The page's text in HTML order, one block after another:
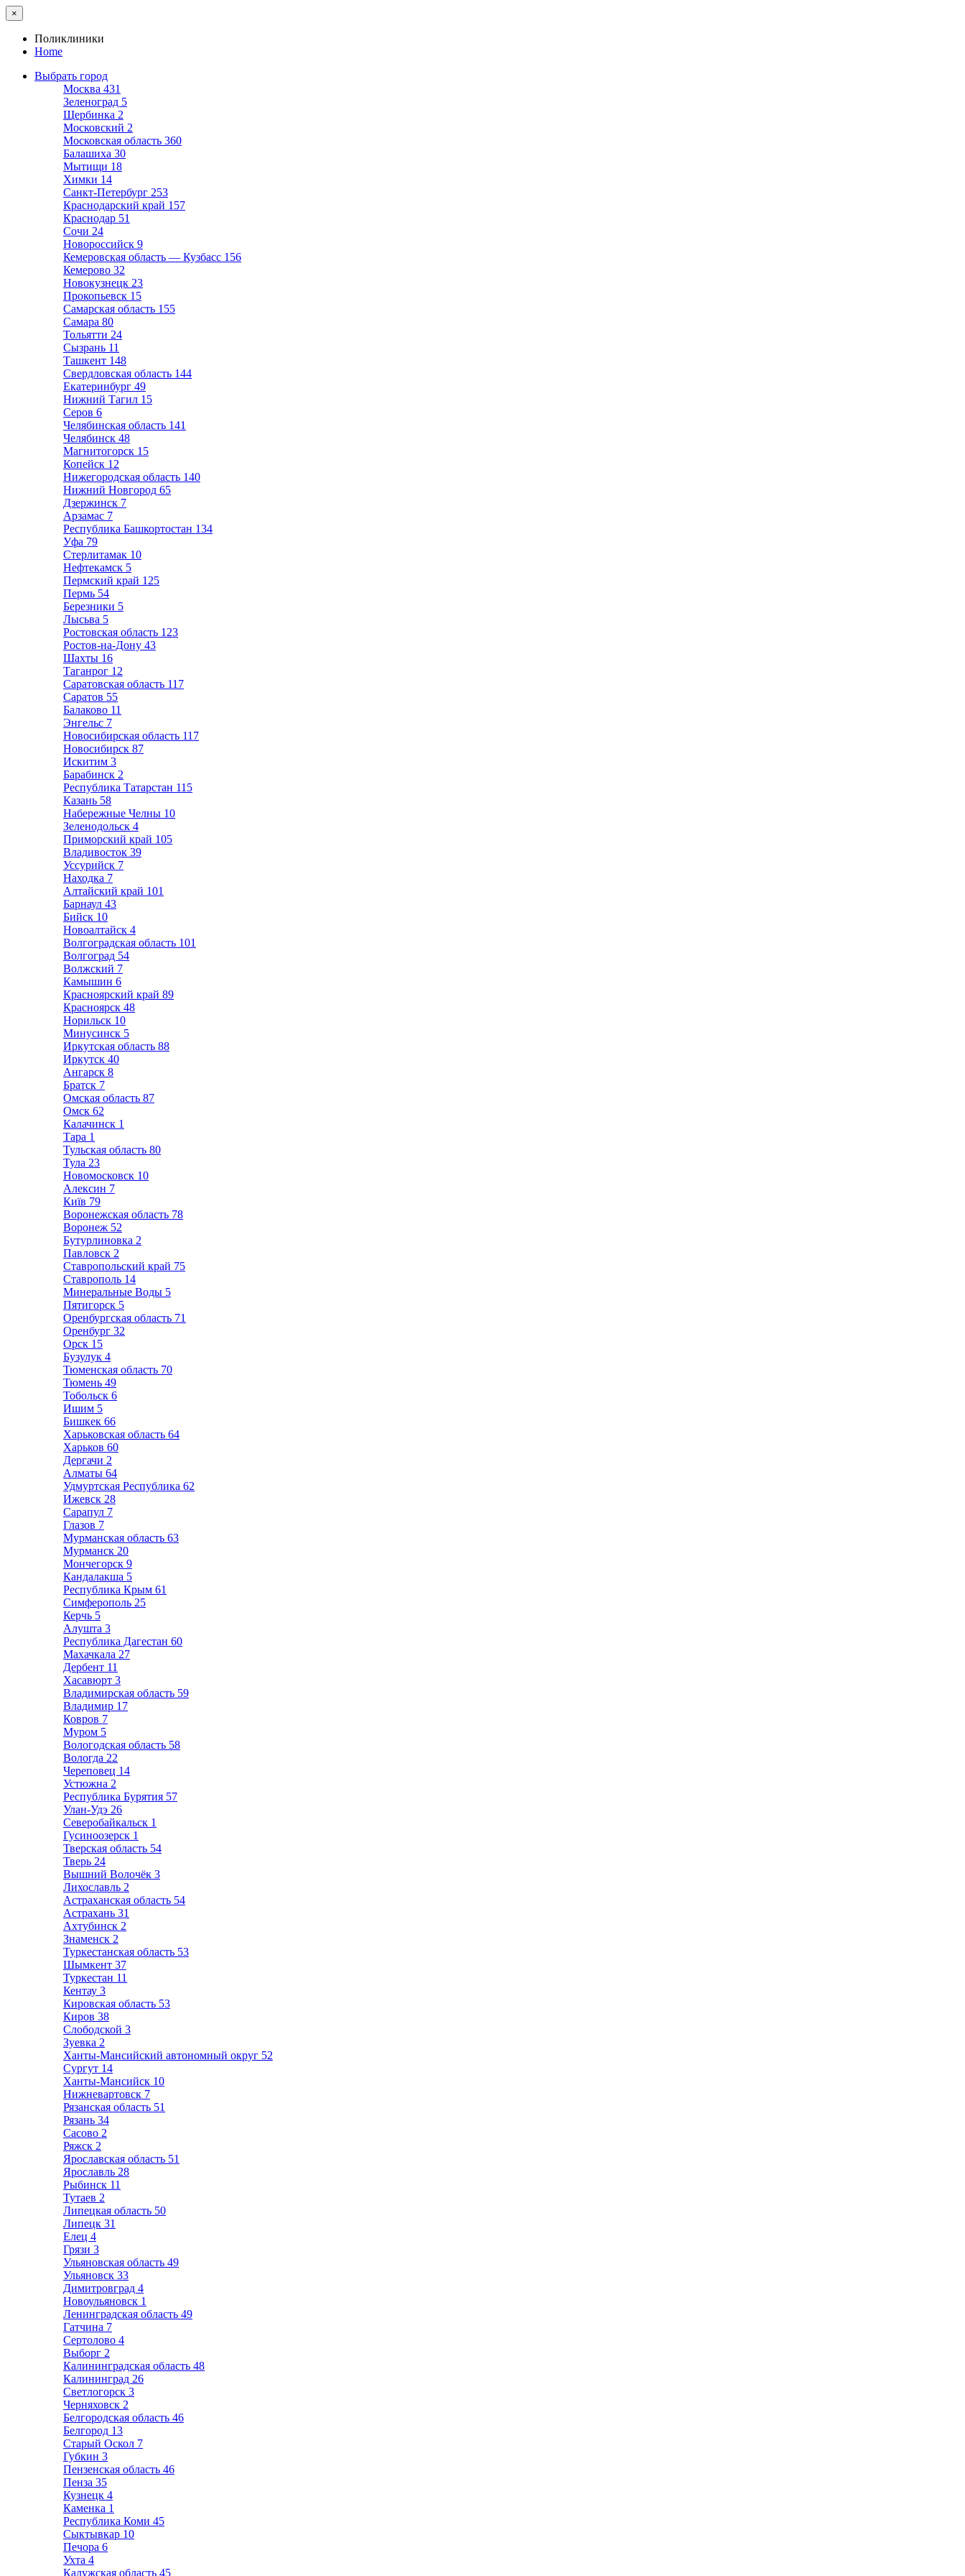
×
Поликлиники
Home
Выбрать город
Москва 431
Зеленоград 5
Щербинка 2
Московский 2
Московская область 360
Балашиха 30
Мытищи 18
Химки 14
Санкт-Петербург 253
Краснодарский край 157
Краснодар 51
Сочи 24
Новороссийск 9
Кемеровская область — Кузбасс 156
Кемерово 32
Новокузнецк 23
Прокопьевск 15
Самарская область 155
Самара 80
Тольятти 24
Сызрань 11
Ташкент 148
Свердловская область 144
Екатеринбург 49
Нижний Тагил 15
Серов 6
Челябинская область 141
Челябинск 48
Магнитогорск 15
Копейск 12
Нижегородская область 140
Нижний Новгород 65
Дзержинск 7
Арзамас 7
Республика Башкортостан 134
Уфа 79
Стерлитамак 10
Нефтекамск 5
Пермский край 125
Пермь 54
Березники 5
Лысьва 5
Ростовская область 123
Ростов-на-Дону 43
Шахты 16
Таганрог 12
Саратовская область 117
Саратов 55
Балаково 11
Энгельс 7
Новосибирская область 117
Новосибирск 87
Искитим 3
Барабинск 2
Республика Татарстан 115
Казань 58
Набережные Челны 10
Зеленодольск 4
Приморский край 105
Владивосток 39
Уссурийск 7
Находка 7
Алтайский край 101
Барнаул 43
Бийск 10
Новоалтайск 4
Волгоградская область 101
Волгоград 54
Волжский 7
Камышин 6
Красноярский край 89
Красноярск 48
Норильск 10
Минусинск 5
Иркутская область 88
Иркутск 40
Ангарск 8
Братск 7
Омская область 87
Омск 62
Калачинск 1
Тара 1
Тульская область 80
Тула 23
Новомосковск 10
Алексин 7
Київ 79
Воронежская область 78
Воронеж 52
Бутурлиновка 2
Павловск 2
Ставропольский край 75
Ставрополь 14
Минеральные Воды 5
Пятигорск 5
Оренбургская область 71
Оренбург 32
Орск 15
Бузулук 4
Тюменская область 70
Тюмень 49
Тобольск 6
Ишим 5
Бишкек 66
Харьковская область 64
Харьков 60
Дергачи 2
Алматы 64
Удмуртская Республика 62
Ижевск 28
Сарапул 7
Глазов 7
Мурманская область 63
Мурманск 20
Мончегорск 9
Кандалакша 5
Республика Крым 61
Симферополь 25
Керчь 5
Алушта 3
Республика Дагестан 60
Махачкала 27
Дербент 11
Хасавюрт 3
Владимирская область 59
Владимир 17
Ковров 7
Муром 5
Вологодская область 58
Вологда 22
Череповец 14
Устюжна 2
Республика Бурятия 57
Улан-Удэ 26
Северобайкальск 1
Гусиноозерск 1
Тверская область 54
Тверь 24
Вышний Волочёк 3
Лихославль 2
Астраханская область 54
Астрахань 31
Ахтубинск 2
Знаменск 2
Туркестанская область 53
Шымкент 37
Туркестан 11
Кентау 3
Кировская область 53
Киров 38
Слободской 3
Зуевка 2
Ханты-Мансийский автономный округ 52
Сургут 14
Ханты-Мансийск 10
Нижневартовск 7
Рязанская область 51
Рязань 34
Сасово 2
Ряжск 2
Ярославская область 51
Ярославль 28
Рыбинск 11
Тутаев 2
Липецкая область 50
Липецк 31
Елец 4
Грязи 3
Ульяновская область 49
Ульяновск 33
Димитровград 4
Новоульяновск 1
Ленинградская область 49
Гатчина 7
Сертолово 4
Выборг 2
Калининградская область 48
Калининград 26
Светлогорск 3
Черняховск 2
Белгородская область 46
Белгород 13
Старый Оскол 7
Губкин 3
Пензенская область 46
Пенза 35
Кузнецк 4
Каменка 1
Республика Коми 45
Сыктывкар 10
Печора 6
Ухта 4
Калужская область 45